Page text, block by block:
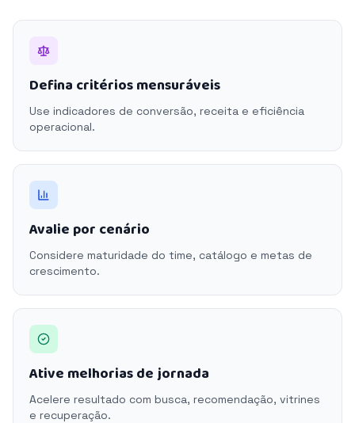
Defina critérios mensuráveis
Use indicadores de conversão, receita e eficiência
operacional.
Avalie por cenário
Considere maturidade do time, catálogo e metas de
crescimento.
Ative melhorias de jornada
Acelere resultado com busca, recomendação, vitrines
e recuperação.